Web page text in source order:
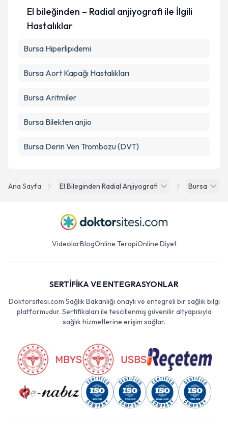
Ana Sayfa El Bileginden Radial Anjiyografi Bursa
El bileğinden – Radial anjiyografi ile İlgili
Hastalıklar
Bursa Hiperlipidemi
Bursa Aort Kapağı Hastalıkları
Bursa Aritmiler
Bursa Bilekten anjio
Bursa Derin Ven Trombozu (DVT)
VideolarBlogOnline TerapiOnline Diyet
SERTİFİKA VE ENTEGRASYONLAR
Doktorsitesi.com Sağlık Bakanlığı onaylı ve entegreli bir sağlık bilgi
platformudur. Sertifikaları ile tescillenmiş güvenilir altyapısıyla
sağlık hizmetlerine erişim sağlar.